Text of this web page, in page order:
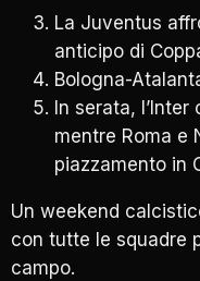
La Juventus
anticipo di
Bologna-
In serata,
mentre Roma e
piazzamento in
Un weekend
con tutte le squadre
campo.